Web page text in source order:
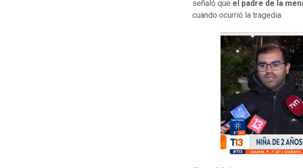
señaló que el padre de la
cuando ocurrió la tragedia.